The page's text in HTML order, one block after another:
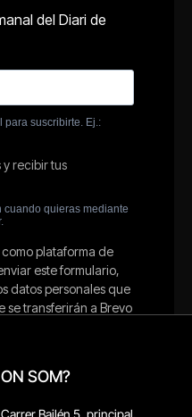
ON SOM?